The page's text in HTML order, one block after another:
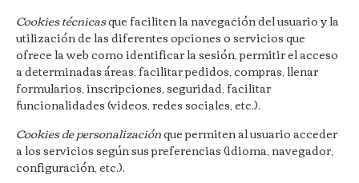
Cookies técnicasque faciliten la navegación del usuario y la
utilización de las diferentes opciones o servicios que
ofrece la web como identificar la sesión, permitir el acceso
a determinadas áreas, facilitar pedidos, compras, llenar
formularios, inscripciones, seguridad, facilitar
funcionalidades (videos, redes sociales, etc.).
Cookies de personalizaciónque permiten al usuario acceder
a los servicios según sus preferencias (idioma, navegador,
configuración, etc.).